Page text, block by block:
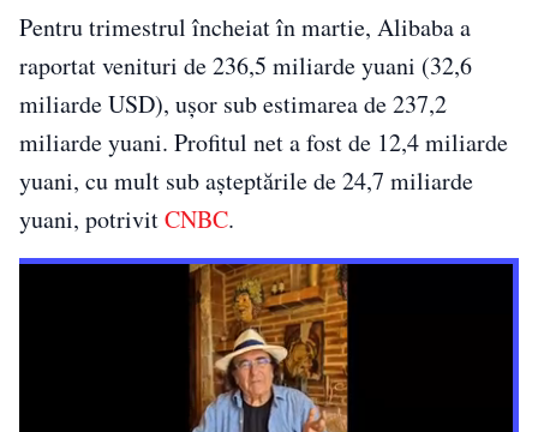
Pentru trimestrul încheiat în martie, Alibaba a
raportat venituri de 236,5 miliarde yuani (32,6
miliarde USD), ușor sub estimarea de 237,2
miliarde yuani. Profitul net a fost de 12,4 miliarde
yuani, cu mult sub așteptările de 24,7 miliarde
yuani, potrivitCNBC.